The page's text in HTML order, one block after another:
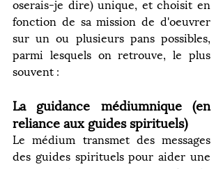
oserais-je dire) unique, et choisit en
fonction de sa mission de d'oeuvrer
sur un ou plusieurs pans possibles,
parmi lesquels on retrouve, le plus
souvent :
La guidance médiumnique (en
reliance aux guides spirituels)
Le médium transmet des messages
des guides spirituels pour aider une